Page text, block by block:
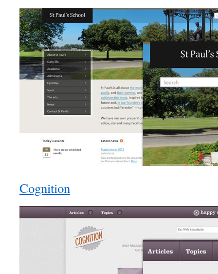
Cognition